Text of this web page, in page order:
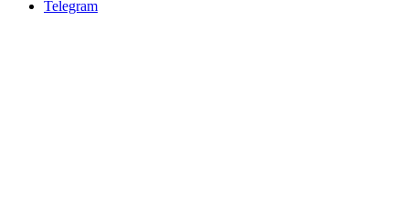
Telegram